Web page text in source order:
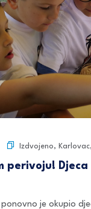
Izdvojeno, Karlovac,
perivoju!
je okupio